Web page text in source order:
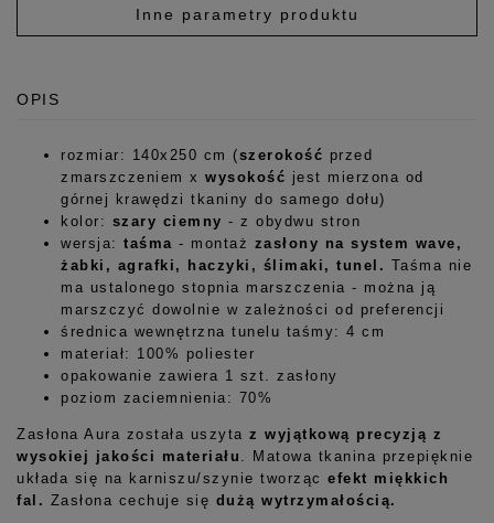
Inne parametry produktu
OPIS
rozmiar: 140x250 cm (szerokość przed
zmarszczeniem x wysokość jest mierzona od
górnej krawędzi tkaniny do samego dołu)
kolor: szary ciemny - z obydwu stron
wersja: taśma - montaż zasłony na system wave,
żabki, agrafki, haczyki, ślimaki, tunel. Taśma nie
ma ustalonego stopnia marszczenia - można ją
marszczyć dowolnie w zależności od preferencji
średnica wewnętrzna tunelu taśmy: 4 cm
materiał: 100% poliester
opakowanie zawiera 1 szt. zasłony
poziom zaciemnienia: 70%
Zasłona Aura została uszyta z wyjątkową precyzją z
wysokiej jakości materiału
. Matowa tkanina przepięknie
układa się na karniszu/szynie tworząc efekt miękkich
fal. Zasłona cechuje się dużą wytrzymałością.